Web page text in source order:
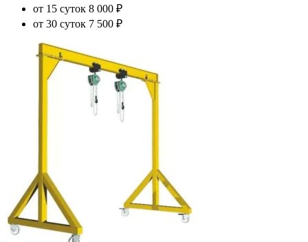
от 15 суток 8 000 ₽
от 30 суток 7 500 ₽